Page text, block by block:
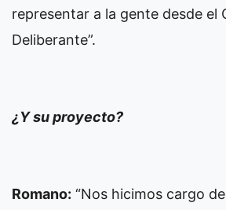
representar a la gente desde el
Deliberante”.
¿Y su proyecto?
Romano: “Nos hicimos cargo